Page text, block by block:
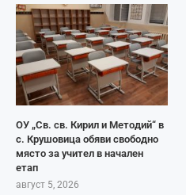
ОУ „Св. св. Кирил и Методий“ в
с. Крушовица обяви свободно
място за учител в начален
етап
август 5, 2026